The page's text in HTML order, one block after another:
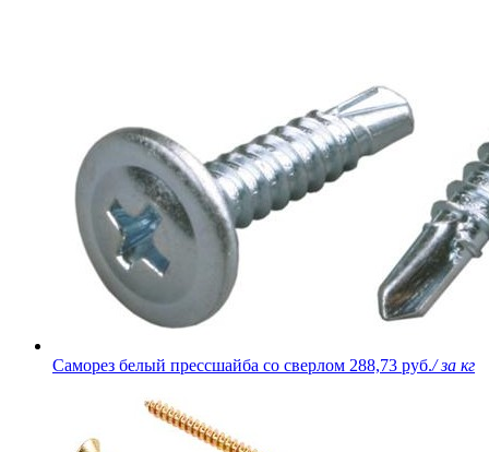
Саморез белый прессшайба со сверлом 288,73 руб./ за кг